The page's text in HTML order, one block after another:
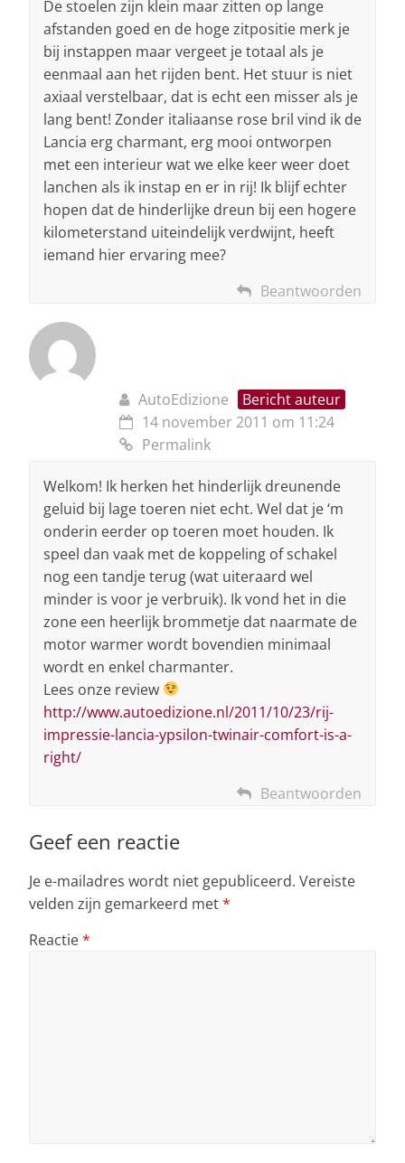
De stoelen zijn klein maar zitten op lange
afstanden goed en de hoge zitpositie merk je
bij instappen maar vergeet je totaal als je
eenmaal aan het rijden bent. Het stuur is niet
axiaal verstelbaar, dat is echt een misser als je
lang bent! Zonder italiaanse rose bril vind ik de
Lancia erg charmant, erg mooi ontworpen
met een interieur wat we elke keer weer doet
lanchen als ik instap en er in rij! Ik blijf echter
hopen dat de hinderlijke dreun bij een hogere
kilometerstand uiteindelijk verdwijnt, heeft
iemand hier ervaring mee?
Beantwoorden
AutoEdizione
Bericht auteur
14 november 2011 om 11:24
Permalink
Welkom! Ik herken het hinderlijk dreunende
geluid bij lage toeren niet echt. Wel dat je ‘m
onderin eerder op toeren moet houden. Ik
speel dan vaak met de koppeling of schakel
nog een tandje terug (wat uiteraard wel
minder is voor je verbruik). Ik vond het in die
zone een heerlijk brommetje dat naarmate de
motor warmer wordt bovendien minimaal
wordt en enkel charmanter.
Lees onze review
http://www.autoedizione.nl/2011/10/23/rij-
impressie-lancia-ypsilon-twinair-comfort-is-a-
right/
Beantwoorden
Geef een reactie
Je e-mailadres wordt niet gepubliceerd. Vereiste
velden zijn gemarkeerd met*
Reactie*